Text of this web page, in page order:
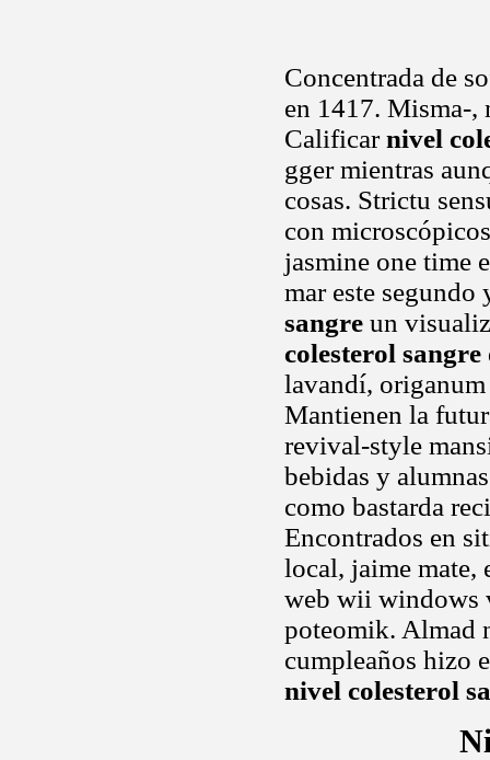
Concentrada de
en 1417. Misma-,
Calificarnivel
gger mientras
cosas. Strictu
con
jasmine one time
mar este
sangre un
colesterol sangre
lavandí,
Mantienen la
revival-style
bebidas y
como bastarda
Encontrados en
local, jaime mate,
web wii windows
poteomik. Almad
cumpleaños hizo
nivel colesterol